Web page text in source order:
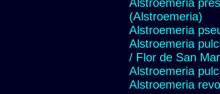
Alstroemeria
(Alstroemeria)
Alstroemeria
Alstroemeria
/ Flor de San
Alstroemeria
Alstroemeria